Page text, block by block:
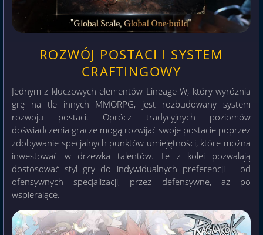
ROZWÓJ POSTACI I SYSTEM
CRAFTINGOWY
Jednym z kluczowych elementów Lineage W, który wyróżnia
grę na tle innych MMORPG, jest rozbudowany system
rozwoju postaci. Oprócz tradycyjnych poziomów
doświadczenia gracze mogą rozwijać swoje postacie poprzez
zdobywanie specjalnych punktów umiejętności, które można
inwestować w drzewka talentów. Te z kolei pozwalają
dostosować styl gry do indywidualnych preferencji – od
ofensywnych specjalizacji, przez defensywne, aż po
wspierające.